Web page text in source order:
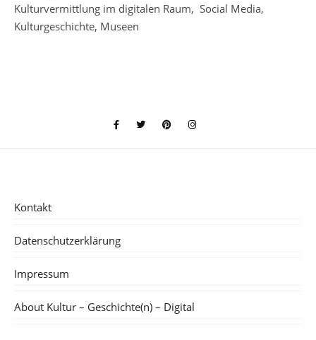
Kulturvermittlung im digitalen Raum, Social Media,
Kulturgeschichte, Museen
Kontakt
Datenschutzerklärung
Impressum
About Kultur – Geschichte(n) – Digital